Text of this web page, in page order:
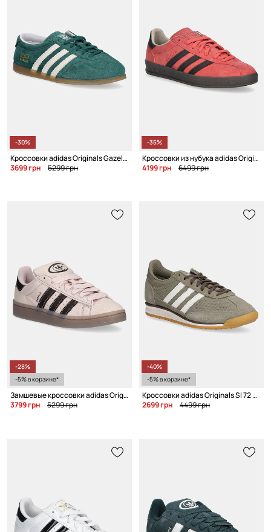
-30%
Кроссовки adidas Originals Gazelle Lo Pro W
3699 грн
5299 грн
-35%
Кроссовки из нубука adidas Originals Gazelle Indoor Pro
4199 грн
6499 грн
-28%
-5% в корзине*
Замшевые кроссовки adidas Originals Campus 00s
3799 грн
5299 грн
-40%
-5% в корзине*
Кроссовки adidas Originals Sl 72 Og W
2699 грн
4499 грн